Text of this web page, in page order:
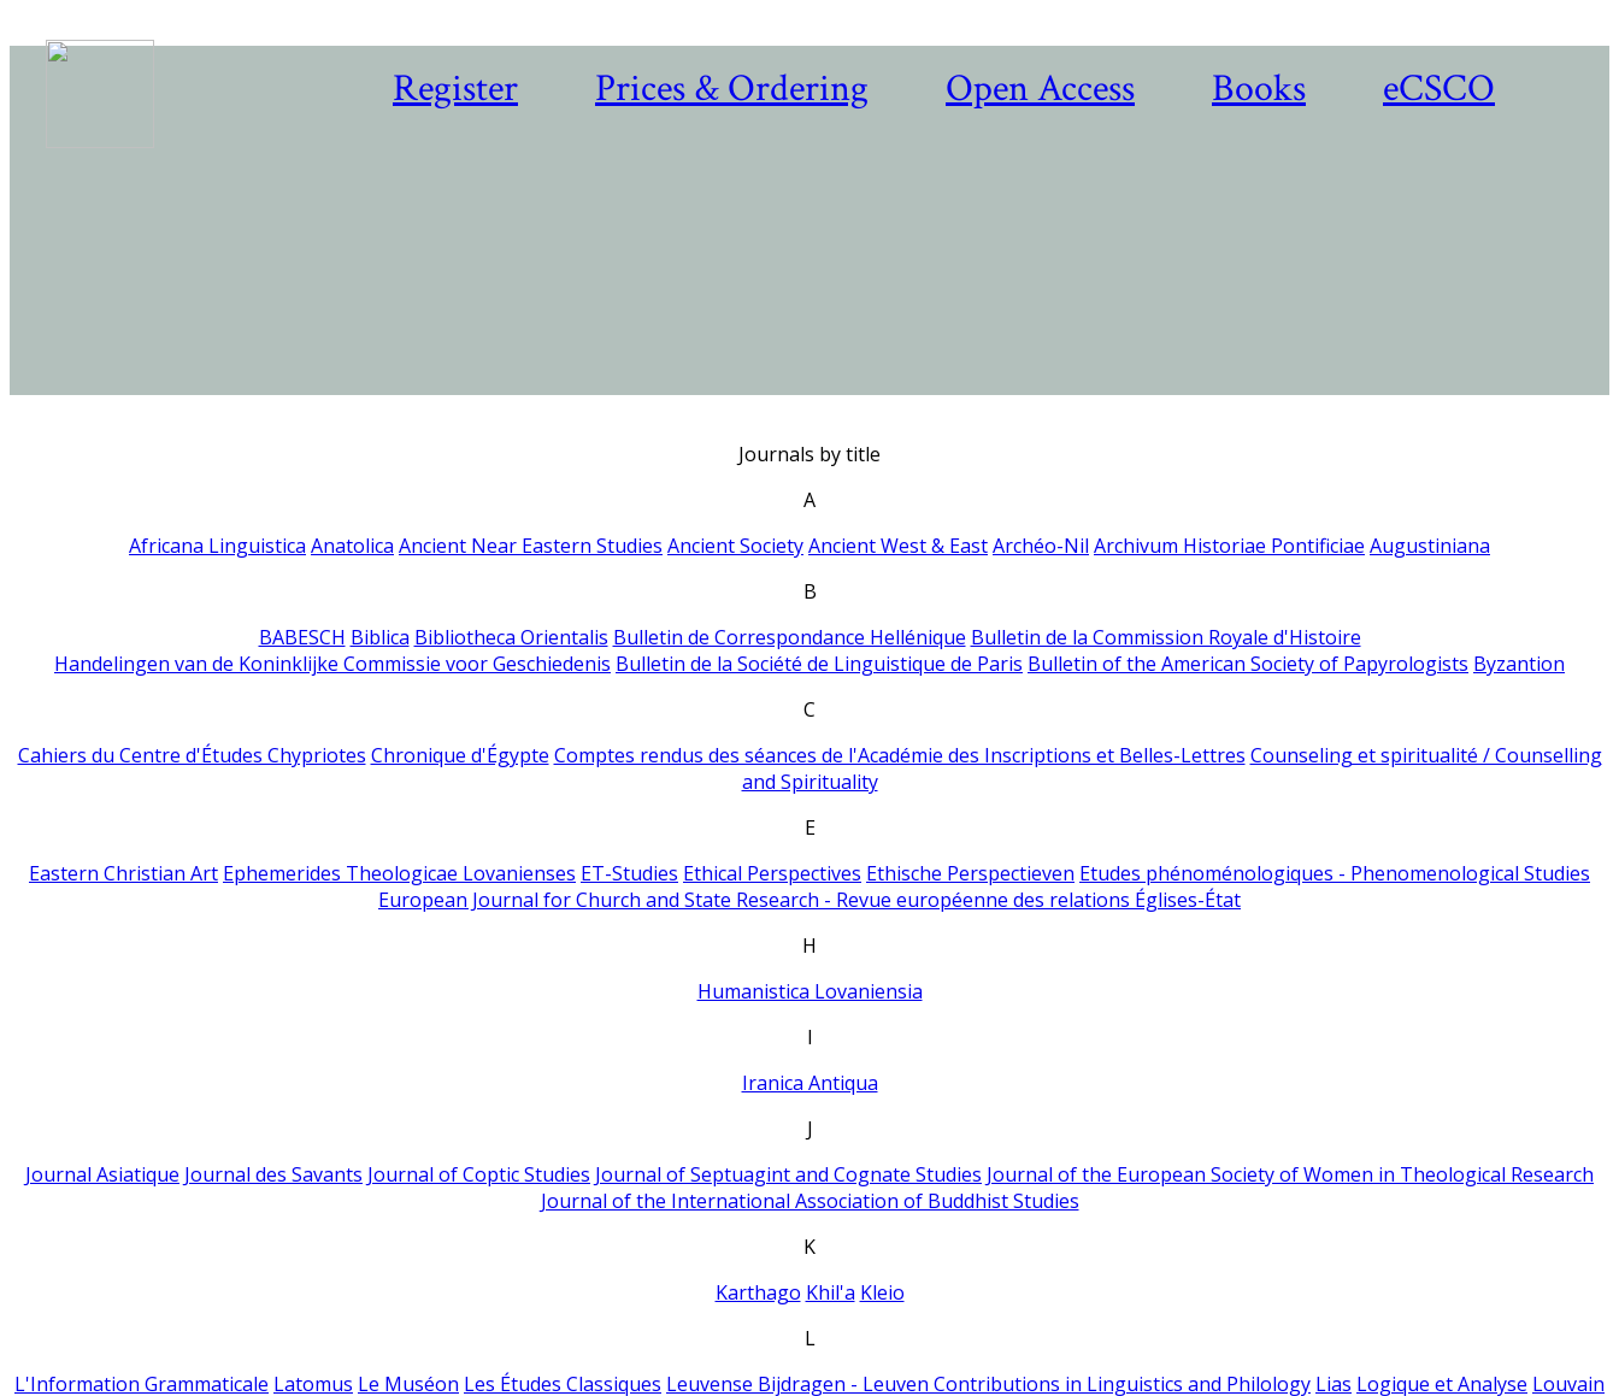
Register Prices & Ordering Open Access Books eCSCO
Journals by title
A
Africana Linguistica Anatolica Ancient Near Eastern Studies Ancient SocietyAncient West & EastArchéo-Nil Archivum Historiae Pontificiae Augustiniana
B
BABESCH Biblica Bibliotheca Orientalis Bulletin de Correspondance Hellénique Bulletin de la Commission Royale d'Histoire
Handelingen van de Koninklijke Commissie voor Geschiedenis Bulletin de la Société de Linguistique de Paris Bulletin of the American Society of Papyrologists Byzantion
C
Cahiers du Centre d'Études Chypriotes Chronique d'Égypte Comptes rendus des séances de l'Académie des Inscriptions et Belles-Lettres Counseling et spiritualité / Counselling
and Spirituality
E
Eastern Christian Art Ephemerides Theologicae Lovanienses ET-Studies Ethical Perspectives Ethische Perspectieven Etudes phénoménologiques - Phenomenological Studies
European Journal for Church and State Research - Revue européenne des relations Églises-État
H
Humanistica Lovaniensia
I
Iranica Antiqua
J
Journal Asiatique Journal des Savants Journal of Coptic Studies Journal of Septuagint and Cognate Studies Journal of the European Society of Women in Theological Research
Journal of the International Association of Buddhist Studies
K
Karthago Khil'a Kleio
L
L'Information Grammaticale Latomus Le Muséon Les Études Classiques Leuvense Bijdragen - Leuven Contributions in Linguistics and Philology Lias Logique et Analyse Louvain